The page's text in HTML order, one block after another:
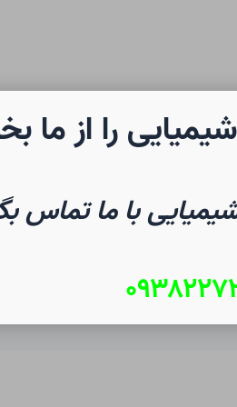
صفحه نخست
را از ما
با ما تماس